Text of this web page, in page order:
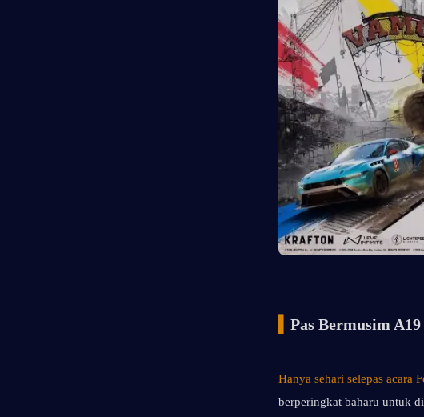
Pas Bermusim A19
Hanya sehari selepas acara
berperingkat baharu untuk